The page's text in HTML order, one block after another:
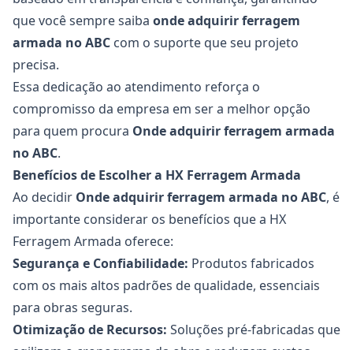
que você sempre saiba onde adquirirferragem
armada no ABC com o suporte que seu projeto
precisa.
Essa dedicação ao atendimento reforça o
compromisso da empresa em ser a melhor opção
para quem procura Onde adquirirferragem armada
no ABC.
Benefícios de Escolher a HX Ferragem Armada
Ao decidir Onde adquirirferragem armada no ABC, é
importante considerar os benefícios que a HX
Ferragem Armada oferece:
Segurança e Confiabilidade: Produtos fabricados
com os mais altos padrões de qualidade, essenciais
para obras seguras.
Otimização de Recursos: Soluções pré-fabricadas que